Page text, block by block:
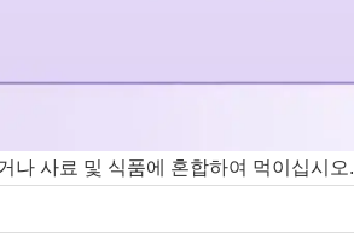
나 사료 및 식품에 혼합하여 먹이십시오.